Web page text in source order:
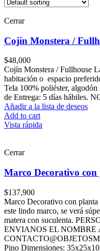
Cerrar
Cojín Monstera /
$48,000
Cojín Monstera / Fullhouse
habitación o espacio
Tela 100% poliéster,
de Entrega: 5 días hábiles.
Añadir a la lista de deseos
Add to cart
Vista rápida
Cerrar
Marco Decorativo con
$137,900
Marco Decorativo con planta
este lindo marco, se verá
matera con suculenta.
ENVIANOS EL NOMBRE
Pino Dimensiones: